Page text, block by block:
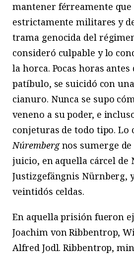
mantener férreamente
estrictamente militares y
trama genocida del
consideró culpable y lo
la horca. Pocas horas
patíbulo, se suicidó con
cianuro. Nunca se supo
veneno a su poder, e
conjeturas de todo tipo. Lo
Núrembergnos sumerge
juicio, en aquella cárcel de
Justizgefängnis Nürnberg,
veintidós celdas.
En aquella prisión fueron
Joachim von Ribbentrop,
Alfred Jodl. Ribbentrop,